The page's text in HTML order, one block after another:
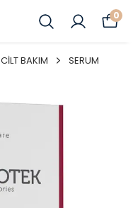
0
CİLT BAKIM SERUM